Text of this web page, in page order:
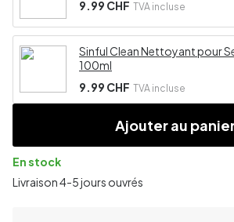
9.99 CHF TVA incluse
Sinful Clean Nettoyant pour
100ml
9.99 CHF TVA incluse
Ajouter au
En stock
Livraison 4-5 jours ouvrés